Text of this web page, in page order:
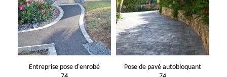
Entreprise pose d'enrobé
Pose de pavé autobloquant